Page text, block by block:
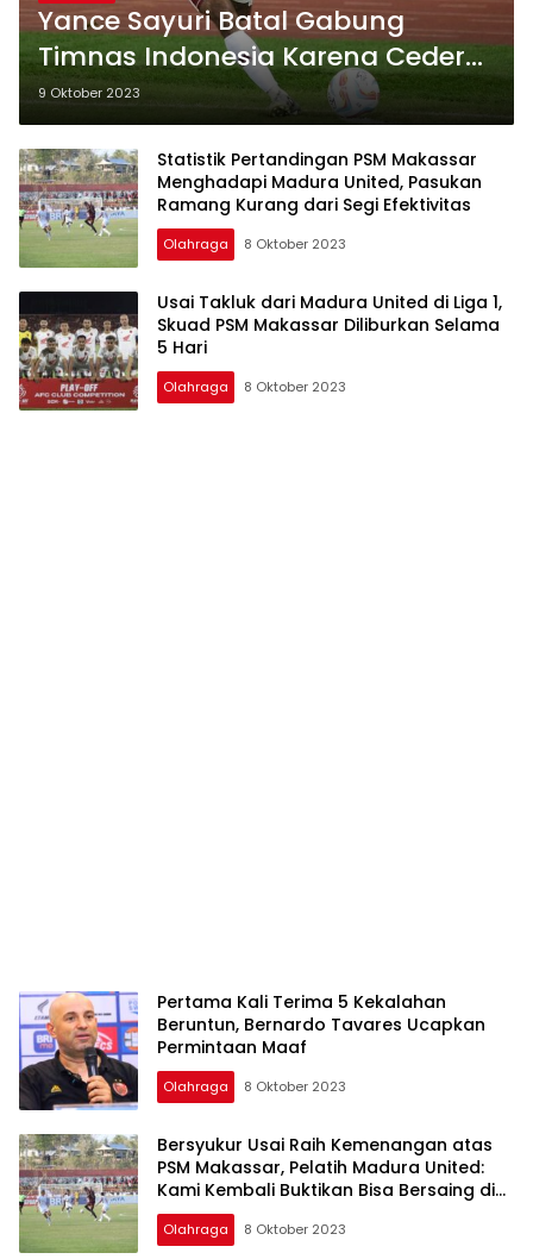
Yance Sayuri Batal Gabung
Timnas Indonesia Karena Cedera
Tapi Malah Main Saat Lawan
Madura, Begini Alasan PSM
Makassar
9 Oktober 2023
Statistik Pertandingan PSM Makassar
Menghadapi Madura United, Pasukan
Ramang Kurang dari Segi Efektivitas
Olahraga 8 Oktober 2023
Usai Takluk dari Madura United di Liga 1,
Skuad PSM Makassar Diliburkan Selama
5 Hari
Olahraga 8 Oktober 2023
Pertama Kali Terima 5 Kekalahan
Beruntun, Bernardo Tavares Ucapkan
Permintaan Maaf
Olahraga 8 Oktober 2023
Bersyukur Usai Raih Kemenangan atas
PSM Makassar, Pelatih Madura United:
Kami Kembali Buktikan Bisa Bersaing di
Papan Atas
Olahraga 8 Oktober 2023